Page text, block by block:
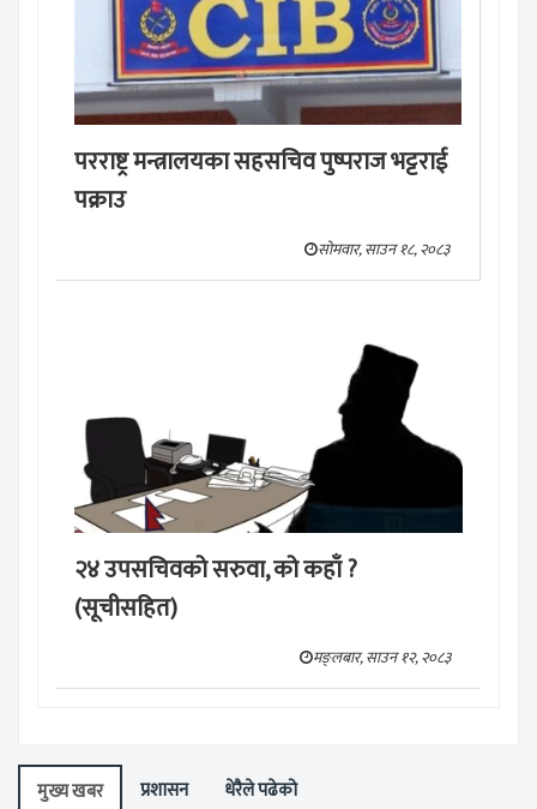
परराष्ट्र मन्त्रालयका सहसचिव पुष्पराज भट्टराई
पक्राउ
सोमवार, साउन १८, २०८३
२४ उपसचिवको सरुवा, को कहाँ ?
(सूचीसहित)
मङ्लबार, साउन १२, २०८३
मुख्य खबर प्रशासन धेरैले पढेको